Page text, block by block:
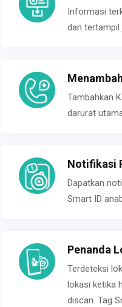
Informasi
dan tertampil
Tambahkan
darurat
Notifikasi
Dapatkan
Smart ID
Penanda
Terdeteksi
lokasi ketika
discan. Tag